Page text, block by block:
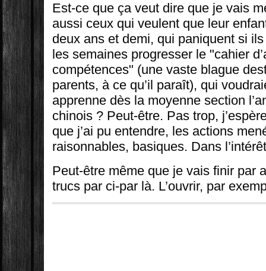
Est-ce que ça veut dire que je vais
aussi ceux qui veulent que leur
deux ans et demi, qui paniquent si
les semaines progresser le "cahier
compétences" (une vaste blague
parents, à ce qu’il paraît), qui
apprenne dès la moyenne section
chinois ? Peut-être. Pas trop,
que j’ai pu entendre, les actions
raisonnables, basiques. Dans
Peut-être même que je vais finir par
trucs par ci-par là. L’ouvrir, par